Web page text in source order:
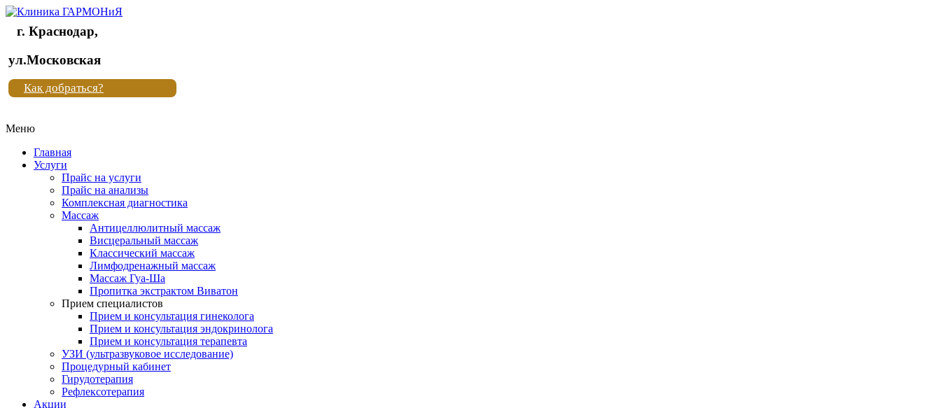
Клиника
"Новая
жизнь"
Клиника
жизнь"
г. Краснодар,
ул.Московская
Как добраться?
Меню
Главная
Услуги
Прайс на услуги
Прайс на анализы
Комплексная диагностика
Массаж
Антицеллюлитный массаж
Висцеральный массаж
Классический массаж
Лимфодренажный массаж
Массаж Гуа-Ша
Пропитка экстрактом Виватон
Прием специалистов
Прием и консультация гинеколога
Прием и консультация эндокринолога
Прием и консультация терапевта
УЗИ (ультразвуковое исследование)
Процедурный кабинет
Гирудотерапия
Рефлексотерапия
Акции